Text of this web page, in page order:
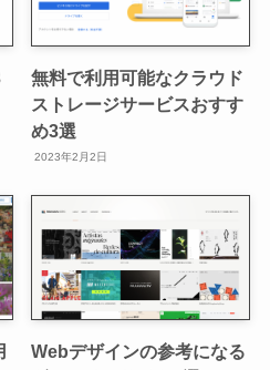
無料で利用可能なクラウド
ストレージサービスおすす
め3選
2023年2月2日
Webデザインの参考になる